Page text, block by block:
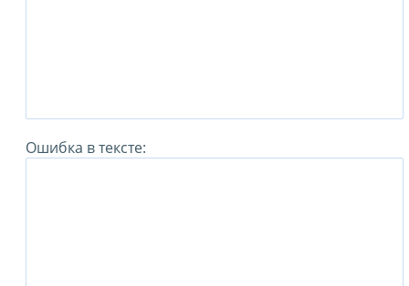
Ошибка в тексте: